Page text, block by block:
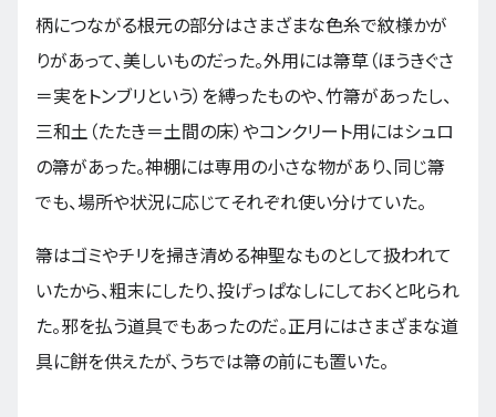
柄につながる根元の部分はさまざまな色糸で紋様かが
りがあって、美しいものだった。外用には箒草（ほうきぐさ
＝実をトンブリという）を縛ったものや、竹箒があったし、
三和土（たたき＝土間の床）やコンクリート用にはシュロ
の箒があった。神棚には専用の小さな物があり、同じ箒
でも、場所や状況に応じてそれぞれ使い分けていた。
箒はゴミやチリを掃き清める神聖なものとして扱われて
いたから、粗末にしたり、投げっぱなしにしておくと叱られ
た。邪を払う道具でもあったのだ。正月にはさまざまな道
具に餅を供えたが、うちでは箒の前にも置いた。